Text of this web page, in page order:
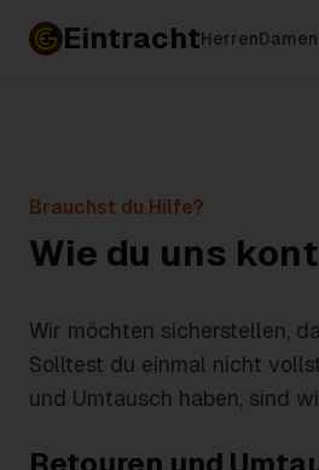
EintrachtHerrenDamen
Brauchst du Hilfe?
Wie du uns
Wir möchten sicherstellen,
Solltest du einmal nicht
und Umtausch haben, sind
Retouren und